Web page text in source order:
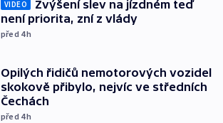
VIDEO
Zvýšení slev na jízdném teď
není priorita, zní z vlády
před 4h
Opilých řidičů nemotorových vozidel
skokově přibylo, nejvíc ve středních
Čechách
před 4h